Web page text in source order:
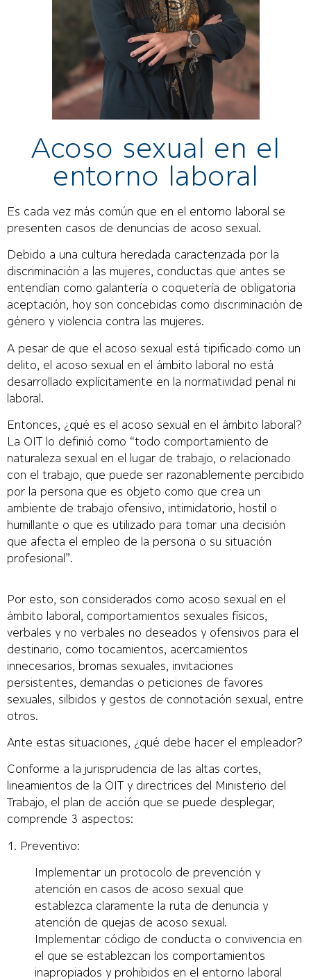
Acoso sexual en el
entorno laboral
Es cada vez más común que en el entorno laboral se
presenten casos de denuncias de acoso sexual.
Debido a una cultura heredada caracterizada por la
discriminación a las mujeres, conductas que antes se
entendían como galantería o coquetería de obligatoria
aceptación, hoy son concebidas como discriminación de
género y violencia contra las mujeres.
A pesar de que el acoso sexual está tipificado como un
delito, el acoso sexual en el ámbito laboral no está
desarrollado explícitamente en la normatividad penal ni
laboral.
Entonces, ¿qué es el acoso sexual en el ámbito laboral?
La OIT lo definió como “todo comportamiento de
naturaleza sexual en el lugar de trabajo, o relacionado
con el trabajo, que puede ser razonablemente percibido
por la persona que es objeto como que crea un
ambiente de trabajo ofensivo, intimidatorio, hostil o
humillante o que es utilizado para tomar una decisión
que afecta el empleo de la persona o su situación
profesional”.
Por esto, son considerados como acoso sexual en el
ámbito laboral, comportamientos sexuales físicos,
verbales y no verbales no deseados y ofensivos para el
destinario, como tocamientos, acercamientos
innecesarios, bromas sexuales, invitaciones
persistentes, demandas o peticiones de favores
sexuales, silbidos y gestos de connotación sexual, entre
otros.
Ante estas situaciones, ¿qué debe hacer el empleador?
Conforme a la jurisprudencia de las altas cortes,
lineamientos de la OIT y directrices del Ministerio del
Trabajo, el plan de acción que se puede desplegar,
comprende 3 aspectos:
1. Preventivo:
Implementar un protocolo de prevención y
atención en casos de acoso sexual que
establezca claramente la ruta de denuncia y
atención de quejas de acoso sexual.
Implementar código de conducta o convivencia en
el que se establezcan los comportamientos
inapropiados y prohibidos en el entorno laboral